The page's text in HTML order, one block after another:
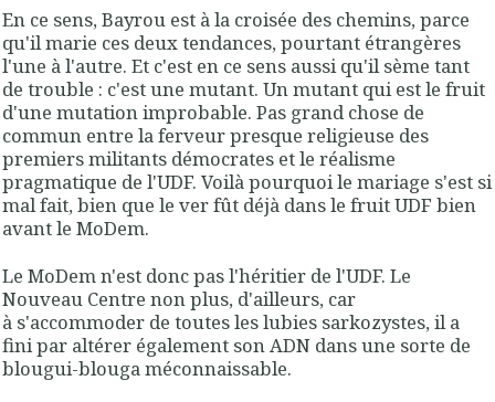
En ce sens, Bayrou est à la croisée des chemins, parce
qu'il marie ces deux tendances, pourtant étrangères
l'une à l'autre. Et c'est en ce sens aussi qu'il sème tant
de trouble : c'est une mutant. Un mutant qui est le fruit
d'une mutation improbable. Pas grand chose de
commun entre la ferveur presque religieuse des
premiers militants démocrates et le réalisme
pragmatique de l'UDF. Voilà pourquoi le mariage s'est si
mal fait, bien que le ver fût déjà dans le fruit UDF bien
avant le MoDem.
Le MoDem n'est donc pas l'héritier de l'UDF. Le
Nouveau Centre non plus, d'ailleurs, car
à s'accommoder de toutes les lubies sarkozystes, il a
fini par altérer également son ADN dans une sorte de
blougui-blouga méconnaissable.